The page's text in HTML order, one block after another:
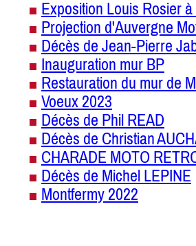
Exposition Louis Rosier
Projection d'Auvergne
Décès de Jean-Pierre
Inauguration mur BP
Restauration du mur de
Voeux 2023
Décès de Phil READ
Décès de Christian
CHARADE MOTO
Décès de Michel LEPINE
Montfermy 2022